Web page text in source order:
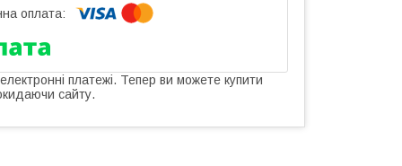
платежі. Тепер ви можете купити
сайту.